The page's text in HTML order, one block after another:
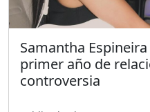
Samantha
primer año de
controversia